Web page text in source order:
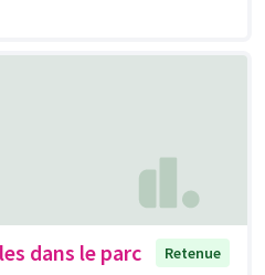
dans le parc
Retenue